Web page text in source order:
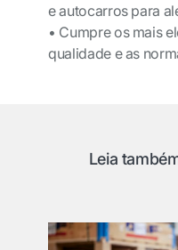
e autocarros para
• Cumpre os mais
qualidade e as
Leia